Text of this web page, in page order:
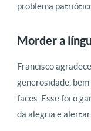
problema
Morder a
Francisco
generosidade,
faces. Esse foi o
da alegria e alertar